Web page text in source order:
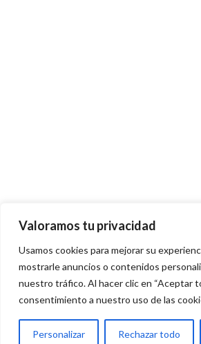
Valoramos tu privacidad
Usamos cookies para mejorar su
mostrarle anuncios o contenidos
nuestro tráfico. Al hacer clic en “Aceptar
consentimiento a nuestro uso de las
Personalizar Rechazar todo